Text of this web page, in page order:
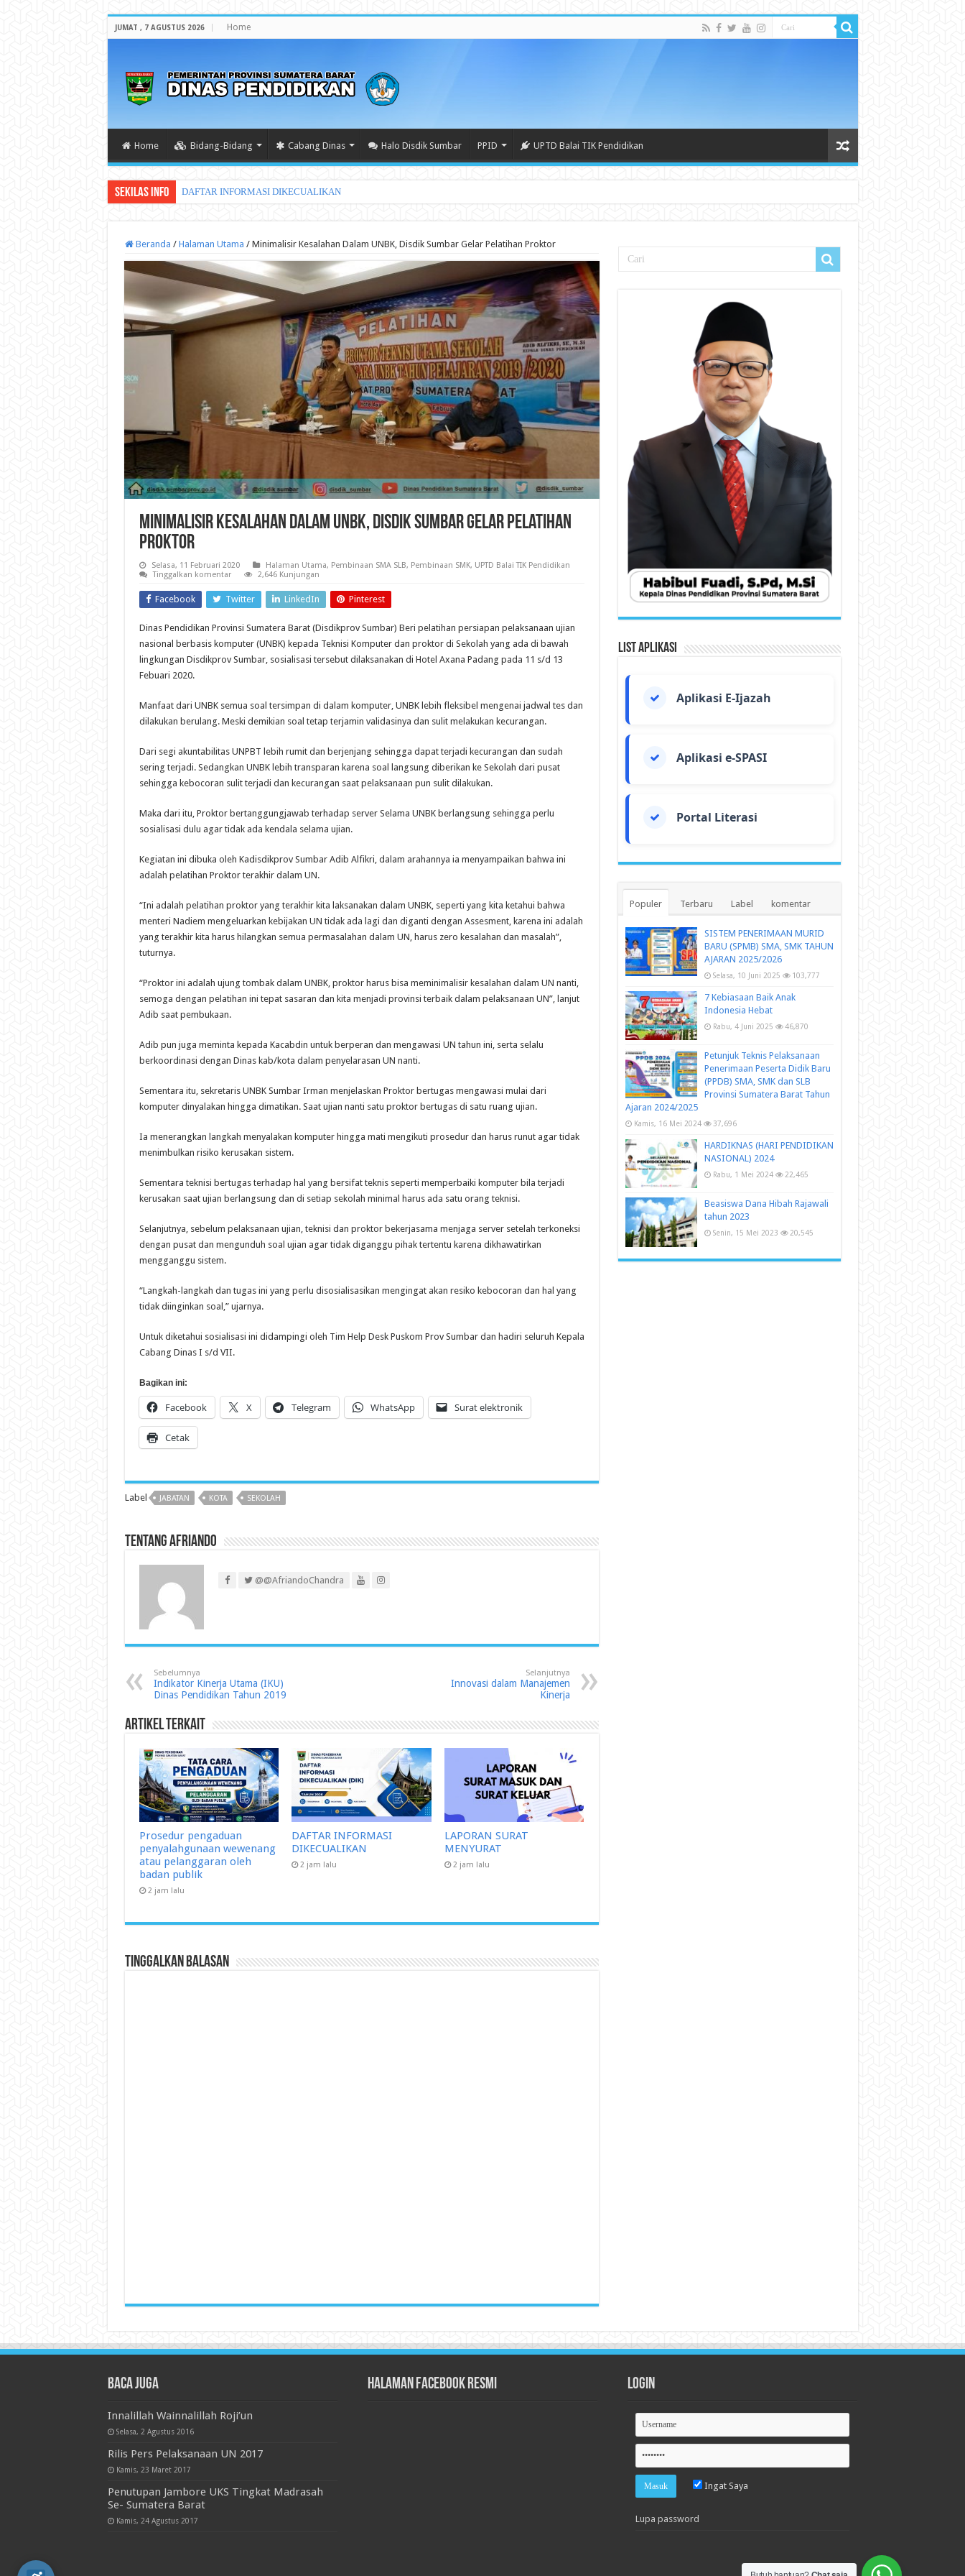
JUMAT , 7 AGUSTUS 2026 Home
Home Bidang-Bidang Cabang Dinas Halo Disdik Sumbar PPID UPTD Balai TIK Pendidikan
Sekilas Info DAFTAR INFORMASI DIKECUALIKAN
Beranda / Halaman Utama / Minimalisir Kesalahan Dalam UNBK, Disdik Sumbar Gelar Pelatihan Proktor
Minimalisir Kesalahan Dalam UNBK, Disdik Sumbar Gelar Pelatihan
Proktor
Selasa, 11 Februari 2020 Halaman Utama, Pembinaan SMA SLB, Pembinaan SMK, UPTD Balai TIK Pendidikan
Tinggalkan komentar
2,646 Kunjungan
Facebook Twitter LinkedIn Pinterest
Dinas Pendidikan Provinsi Sumatera Barat (Disdikprov Sumbar) Beri pelatihan persiapan pelaksanaan ujian
nasional berbasis komputer (UNBK) kepada Teknisi Komputer dan proktor di Sekolah yang ada di bawah
lingkungan Disdikprov Sumbar, sosialisasi tersebut dilaksanakan di Hotel Axana Padang pada 11 s/d 13
Febuari 2020.
Manfaat dari UNBK semua soal tersimpan di dalam komputer, UNBK lebih fleksibel mengenai jadwal tes dan
dilakukan berulang. Meski demikian soal tetap terjamin validasinya dan sulit melakukan kecurangan.
Dari segi akuntabilitas UNPBT lebih rumit dan berjenjang sehingga dapat terjadi kecurangan dan sudah
sering terjadi. Sedangkan UNBK lebih transparan karena soal langsung diberikan ke Sekolah dari pusat
sehingga kebocoran sulit terjadi dan kecurangan saat pelaksanaan pun sulit dilakukan.
Maka dari itu, Proktor bertanggungjawab terhadap server Selama UNBK berlangsung sehingga perlu
sosialisasi dulu agar tidak ada kendala selama ujian.
Kegiatan ini dibuka oleh Kadisdikprov Sumbar Adib Alfikri, dalam arahannya ia menyampaikan bahwa ini
adalah pelatihan Proktor terakhir dalam UN.
“Ini adalah pelatihan proktor yang terakhir kita laksanakan dalam UNBK, seperti yang kita ketahui bahwa
menteri Nadiem mengeluarkan kebijakan UN tidak ada lagi dan diganti dengan Assesment, karena ini adalah
yang terakhir kita harus hilangkan semua permasalahan dalam UN, harus zero kesalahan dan masalah”,
tuturnya.
“Proktor ini adalah ujung tombak dalam UNBK, proktor harus bisa meminimalisir kesalahan dalam UN nanti,
semoga dengan pelatihan ini tepat sasaran dan kita menjadi provinsi terbaik dalam pelaksanaan UN”, lanjut
Adib saat pembukaan.
Adib pun juga meminta kepada Kacabdin untuk berperan dan mengawasi UN tahun ini, serta selalu
berkoordinasi dengan Dinas kab/kota dalam penyelarasan UN nanti.
Sementara itu, sekretaris UNBK Sumbar Irman menjelaskan Proktor bertugas mengawasi mulai dari
komputer dinyalakan hingga dimatikan. Saat ujian nanti satu proktor bertugas di satu ruang ujian.
Ia menerangkan langkah menyalakan komputer hingga mati mengikuti prosedur dan harus runut agar tidak
menimbulkan risiko kerusakan sistem.
Sementara teknisi bertugas terhadap hal yang bersifat teknis seperti memperbaiki komputer bila terjadi
kerusakan saat ujian berlangsung dan di setiap sekolah minimal harus ada satu orang teknisi.
Selanjutnya, sebelum pelaksanaan ujian, teknisi dan proktor bekerjasama menjaga server setelah terkoneksi
dengan pusat dan mengunduh soal ujian agar tidak diganggu pihak tertentu karena dikhawatirkan
mengganggu sistem.
“Langkah-langkah dan tugas ini yang perlu disosialisasikan mengingat akan resiko kebocoran dan hal yang
tidak diinginkan soal,” ujarnya.
Untuk diketahui sosialisasi ini didampingi oleh Tim Help Desk Puskom Prov Sumbar dan hadiri seluruh Kepala
Cabang Dinas I s/d VII.
Bagikan ini:
Facebook X Telegram WhatsApp Surat elektronik
Cetak
Label JABATAN KOTA SEKOLAH
Tentang Afriando
@@AfriandoChandra
Sebelumnya
Indikator Kinerja Utama (IKU)
Dinas Pendidikan Tahun 2019
Selanjutnya
Innovasi dalam Manajemen
Kinerja
Artikel Terkait
Prosedur pengaduan
penyalahgunaan wewenang
atau pelanggaran oleh
badan publik
2 jam lalu
DAFTAR INFORMASI
DIKECUALIKAN
2 jam lalu
LAPORAN SURAT
MENYURAT
2 jam lalu
Tinggalkan Balasan
List Aplikasi
Aplikasi E-Ijazah
Aplikasi e-SPASI
Portal Literasi
Populer Terbaru Label komentar
SISTEM PENERIMAAN MURID
BARU (SPMB) SMA, SMK TAHUN
AJARAN 2025/2026
Selasa, 10 Juni 2025 103,777
7 Kebiasaan Baik Anak
Indonesia Hebat
Rabu, 4 Juni 2025 46,870
Petunjuk Teknis Pelaksanaan
Penerimaan Peserta Didik Baru
(PPDB) SMA, SMK dan SLB
Provinsi Sumatera Barat Tahun
Ajaran 2024/2025
Kamis, 16 Mei 2024 37,696
HARDIKNAS (HARI PENDIDIKAN
NASIONAL) 2024
Rabu, 1 Mei 2024 22,465
Beasiswa Dana Hibah Rajawali
tahun 2023
Senin, 15 Mei 2023 20,545
Baca juga
Innalillah Wainnalillah Roji’un
Selasa, 2 Agustus 2016
Rilis Pers Pelaksanaan UN 2017
Kamis, 23 Maret 2017
Penutupan Jambore UKS Tingkat Madrasah
Se- Sumatera Barat
Kamis, 24 Agustus 2017
Halaman Facebook Resmi Login
Ingat Saya
Lupa password